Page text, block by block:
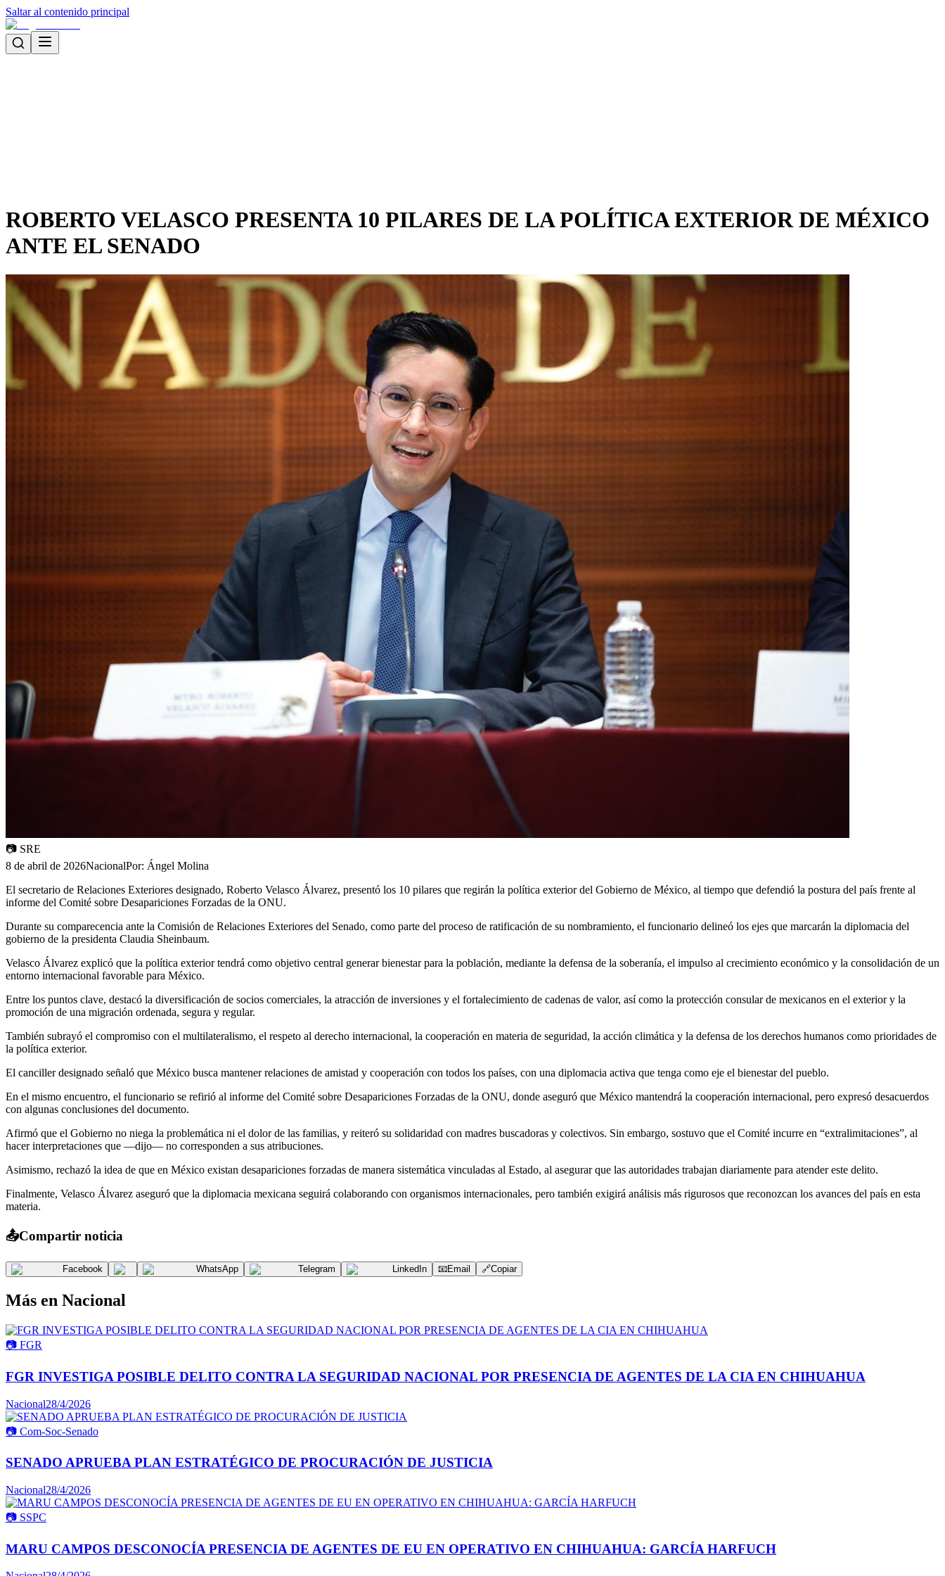
Saltar al contenido principal
ROBERTO VELASCO PRESENTA 10 PILARES DE LA POLÍTICA EXTERIOR DE MÉXICO
ANTE EL SENADO
📷 SRE
8 de abril de 2026NacionalPor: Ángel Molina
El secretario de Relaciones Exteriores designado, Roberto Velasco Álvarez, presentó los 10 pilares que regirán la política exterior del Gobierno de México, al tiempo que defendió la postura del país frente al
informe del Comité sobre Desapariciones Forzadas de la ONU.
Durante su comparecencia ante la Comisión de Relaciones Exteriores del Senado, como parte del proceso de ratificación de su nombramiento, el funcionario delineó los ejes que marcarán la diplomacia del
gobierno de la presidenta Claudia Sheinbaum.
Velasco Álvarez explicó que la política exterior tendrá como objetivo central generar bienestar para la población, mediante la defensa de la soberanía, el impulso al crecimiento económico y la consolidación de un
entorno internacional favorable para México.
Entre los puntos clave, destacó la diversificación de socios comerciales, la atracción de inversiones y el fortalecimiento de cadenas de valor, así como la protección consular de mexicanos en el exterior y la
promoción de una migración ordenada, segura y regular.
También subrayó el compromiso con el multilateralismo, el respeto al derecho internacional, la cooperación en materia de seguridad, la acción climática y la defensa de los derechos humanos como prioridades de
la política exterior.
El canciller designado señaló que México busca mantener relaciones de amistad y cooperación con todos los países, con una diplomacia activa que tenga como eje el bienestar del pueblo.
En el mismo encuentro, el funcionario se refirió al informe del Comité sobre Desapariciones Forzadas de la ONU, donde aseguró que México mantendrá la cooperación internacional, pero expresó desacuerdos
con algunas conclusiones del documento.
Afirmó que el Gobierno no niega la problemática ni el dolor de las familias, y reiteró su solidaridad con madres buscadoras y colectivos. Sin embargo, sostuvo que el Comité incurre en “extralimitaciones”, al
hacer interpretaciones que —dijo— no corresponden a sus atribuciones.
Asimismo, rechazó la idea de que en México existan desapariciones forzadas de manera sistemática vinculadas al Estado, al asegurar que las autoridades trabajan diariamente para atender este delito.
Finalmente, Velasco Álvarez aseguró que la diplomacia mexicana seguirá colaborando con organismos internacionales, pero también exigirá análisis más rigurosos que reconozcan los avances del país en esta
materia.
📤Compartir noticia
Facebook WhatsApp Telegram LinkedIn 📧Email 🔗Copiar
Más en Nacional
📷 FGR
FGR INVESTIGA POSIBLE DELITO CONTRA LA SEGURIDAD NACIONAL POR PRESENCIA DE AGENTES DE LA CIA EN CHIHUAHUA
Nacional28/4/2026
📷 Com-Soc-Senado
SENADO APRUEBA PLAN ESTRATÉGICO DE PROCURACIÓN DE JUSTICIA
Nacional28/4/2026
📷 SSPC
MARU CAMPOS DESCONOCÍA PRESENCIA DE AGENTES DE EU EN OPERATIVO EN CHIHUAHUA: GARCÍA HARFUCH